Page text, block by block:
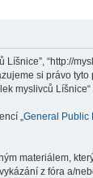
Líšnice”,
si právo
myslivců Líšnice“
„ General Public
materiálem,
z fóra a/